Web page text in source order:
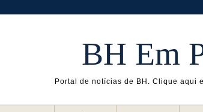
BH Em
Portal de notícias de BH. Clique aqui